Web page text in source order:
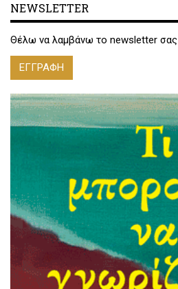
NEWSLETTER
Θέλω να λαμβάνω το newsletter σας
ΕΓΓΡΑΦΗ